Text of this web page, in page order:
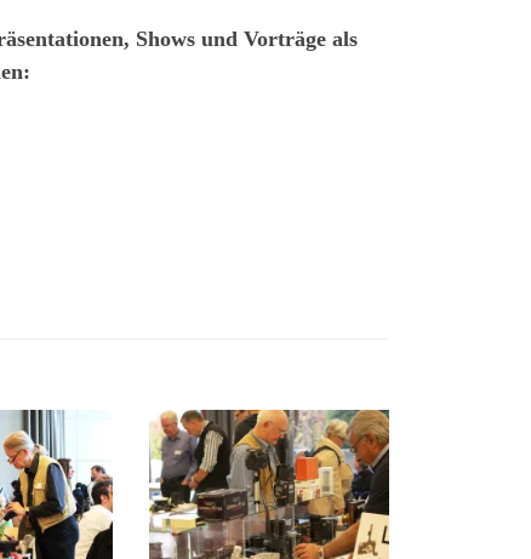
Shows und Vorträge als